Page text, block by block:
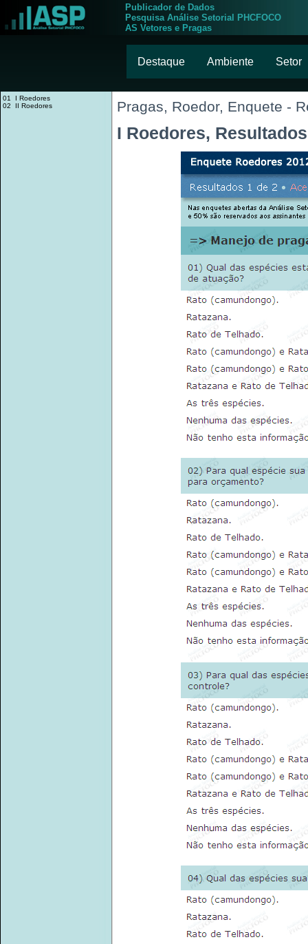
Publicador de Dados
Pesquisa Análise Setorial PHCFOCO
AS Vetores e Pragas
Destaque Ambiente Setor
01 I Roedores
02 II Roedores
Pragas, Roedor, Enquete -
I Roedores,